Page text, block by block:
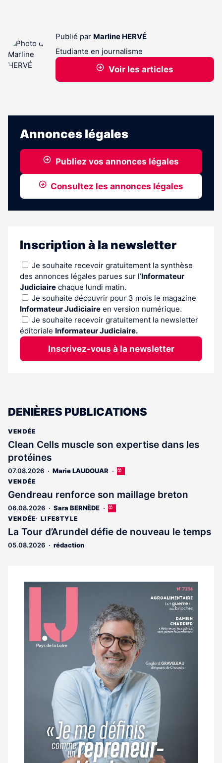
Publié par Marline HERVÉ
Etudiante en journalisme
Voir les articles
Annonces légales
Publiez vos annonces légales
Consultez les annonces légales
Inscription à la newsletter
Je souhaite recevoir gratuitement la synthèse
des annonces légales parues sur l’Informateur
Judiciaire chaque lundi matin.
Je souhaite découvrir pour 3 mois le magazine
Informateur Judiciaire en version numérique.
Je souhaite recevoir gratuitement la newsletter
éditoriale Informateur Judiciaire.
Inscrivez-vous à la newsletter
DENIÈRES PUBLICATIONS
VENDÉE
Clean Cells muscle son expertise dans les
protéines
07.08.2026 Marie LAUDOUAR
Cet
réservé
VENDÉE
Gendreau renforce son maillage breton
06.08.2026 Sara BERNÈDE
Cet
réservé
VENDÉE LIFESTYLE
La Tour d’Arundel défie de nouveau le temps
05.08.2026 rédaction
Notre
magazine